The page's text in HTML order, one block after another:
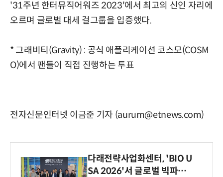
'31주년 한터뮤직어워즈 2023'에서 최고의 신인 자리에
오르며 글로벌 대세 걸그룹을 입증했다.
* 그래비티(Gravity) : 공식 애플리케이션 코스모(COSM
O)에서 팬들이 직접 진행하는 투표
전자신문인터넷 이금준 기자 (aurum@etnews.com)
다래전략사업화센터, 'BIO U
SA 2026'서 글로벌 빅파마